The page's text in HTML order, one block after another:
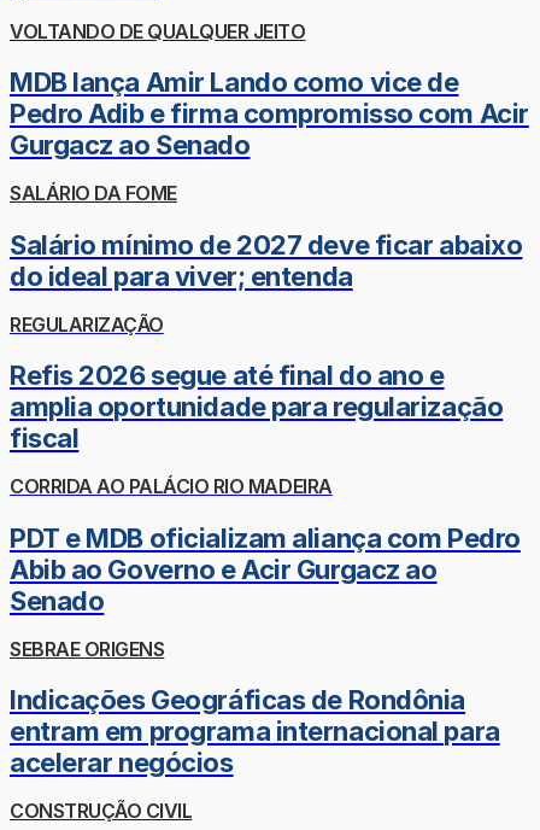
VOLTANDO DE QUALQUER JEITO
MDB lança Amir Lando como vice de
Pedro Adib e firma compromisso com Acir
Gurgacz ao Senado
SALÁRIO DA FOME
Salário mínimo de 2027 deve ficar abaixo
do ideal para viver; entenda
REGULARIZAÇÃO
Refis 2026 segue até final do ano e
amplia oportunidade para regularização
fiscal
CORRIDA AO PALÁCIO RIO MADEIRA
PDT e MDB oficializam aliança com Pedro
Abib ao Governo e Acir Gurgacz ao
Senado
SEBRAE ORIGENS
Indicações Geográficas de Rondônia
entram em programa internacional para
acelerar negócios
CONSTRUÇÃO CIVIL